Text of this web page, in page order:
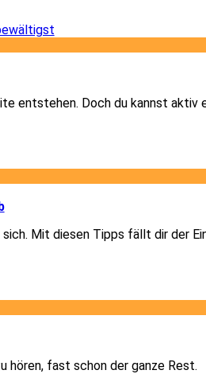
entstehen. Doch du kannst aktiv
Mit diesen Tipps fällt dir der
hören, fast schon der ganze Rest.